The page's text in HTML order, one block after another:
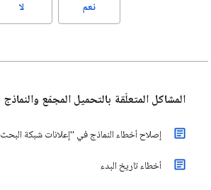
نعم لا
المشاكل المتعلّقة بالتحميل المجمّع والنماذج
إصلاح أخطاء النماذج في "إعلانات شبكة البحث 360"
أخطاء تاريخ البدء